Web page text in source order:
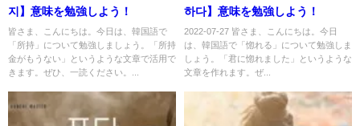
지】意味を勉強しよう！
皆さま、こんにちは。今日は、韓国語で
「所持」について勉強しましょう。「所持
金がもうない」というような文章で活用で
きます。ぜひ、一読ください。...
하다】意味を勉強しよう！
2022-07-27 皆さま、こんにちは。今日
は、韓国語で「惚れる」について勉強しま
しょう。「君に惚れました」というような
文章を作れます。ぜ...